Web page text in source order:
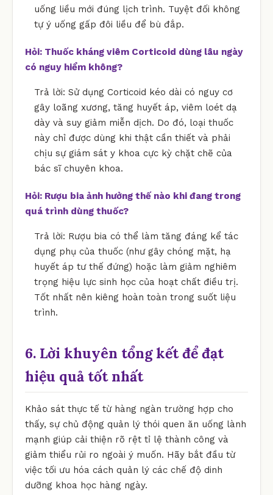
uống liều mới đúng lịch trình. Tuyệt đối không
tự ý uống gấp đôi liều để bù đắp.
Hỏi: Thuốc kháng viêm Corticoid dùng lâu ngày
có nguy hiểm không?
Trả lời: Sử dụng Corticoid kéo dài có nguy cơ
gây loãng xương, tăng huyết áp, viêm loét dạ
dày và suy giảm miễn dịch. Do đó, loại thuốc
này chỉ được dùng khi thật cần thiết và phải
chịu sự giám sát y khoa cực kỳ chặt chẽ của
bác sĩ chuyên khoa.
Hỏi: Rượu bia ảnh hưởng thế nào khi đang trong
quá trình dùng thuốc?
Trả lời: Rượu bia có thể làm tăng đáng kể tác
dụng phụ của thuốc (như gây chóng mặt, hạ
huyết áp tư thế đứng) hoặc làm giảm nghiêm
trọng hiệu lực sinh học của hoạt chất điều trị.
Tốt nhất nên kiêng hoàn toàn trong suốt liệu
trình.
6. Lời khuyên tổng kết để đạt
hiệu quả tốt nhất
Khảo sát thực tế từ hàng ngàn trường hợp cho
thấy, sự chủ động quản lý thói quen ăn uống lành
mạnh giúp cải thiện rõ rệt tỉ lệ thành công và
giảm thiểu rủi ro ngoài ý muốn. Hãy bắt đầu từ
việc tối ưu hóa cách quản lý các chế độ dinh
dưỡng khoa học hàng ngày.